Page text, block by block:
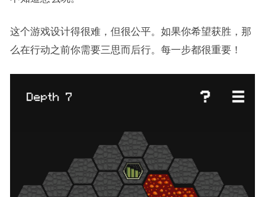
这个游戏设计得很难，但很公平。如果你希望获胜，那
么在行动之前你需要三思而后行。每一步都很重要！